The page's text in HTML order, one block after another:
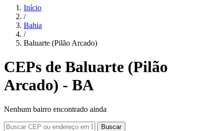
Início
/
Bahia
/
Baluarte (Pilão Arcado)
CEPs de Baluarte (Pilão
Arcado) - BA
Nenhum bairro encontrado ainda
Buscar